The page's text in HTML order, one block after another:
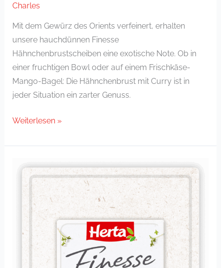
Charles
Mit dem Gewürz des Orients verfeinert, erhalten
unsere hauchdünnen Finesse
Hähnchenbrustscheiben eine exotische Note. Ob in
einer fruchtigen Bowl oder auf einem Frischkäse-
Mango-Bagel: Die Hähnchenbrust mit Curry ist in
jeder Situation ein zarter Genuss.
Weiterlesen »
Hähnchenbrust
feinwürzig